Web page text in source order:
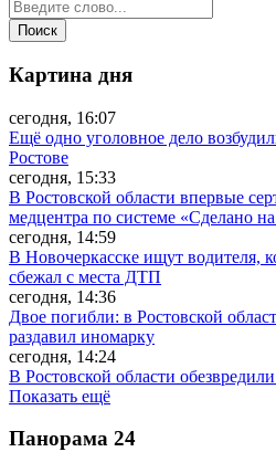
Картина дня
сегодня, 16:07
Ещё одно уголовное дело
Ростове
сегодня, 15:33
В Ростовской области впервые
медцентра по системе «Сделано
сегодня, 14:59
В Новочеркасске ищут водителя,
сбежал с места ДТП
сегодня, 14:36
Двое погибли: в Ростовской
раздавил иномарку
сегодня, 14:24
В Ростовской области
Показать ещё
Панорама 24